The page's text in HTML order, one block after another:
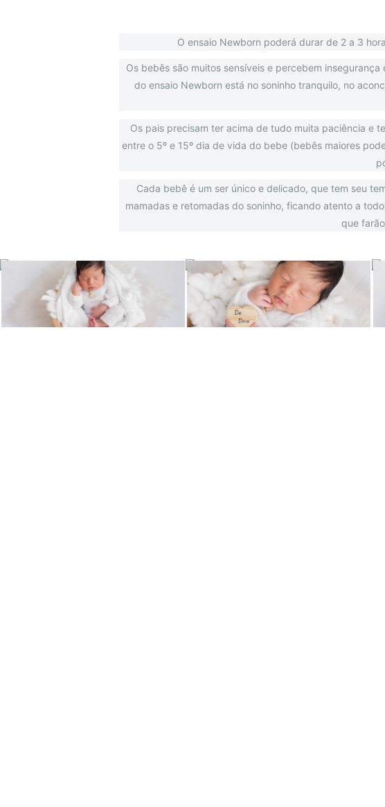
O ensaio Newborn poderá durar de 2 a 3
Os bebês são muitos sensíveis e percebem
do ensaio Newborn está no soninho tranquilo, no
Os pais precisam ter acima de tudo muita paciência e
entre o 5º e 15º dia de vida do bebe (bebês maiores
Cada bebê é um ser único e delicado, que tem seu
mamadas e retomadas do soninho, ficando atento a
que